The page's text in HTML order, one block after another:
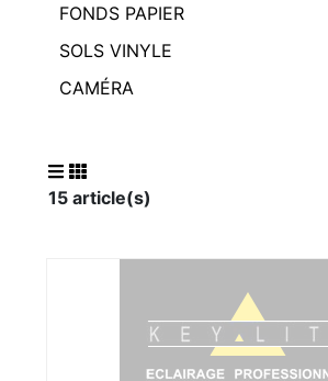
FONDS PAPIER
SOLS VINYLE
CAMÉRA
15 article(s)